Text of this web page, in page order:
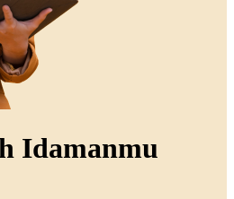
Idamanmu